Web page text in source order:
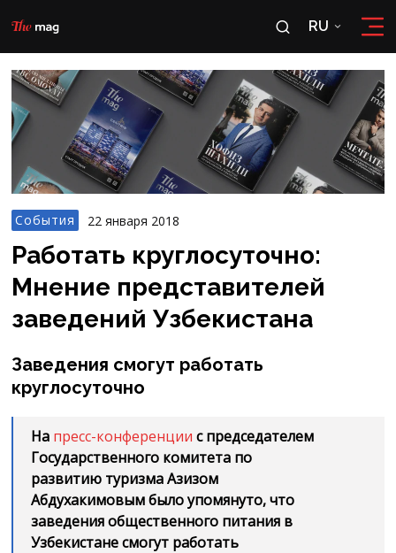
RU
RU
OʻZ
События 22 января 2018
Работать круглосуточно:
Мнение представителей
заведений Узбекистана
Заведения смогут работать
круглосуточно
На пресс-конференции с председателем
Государственного комитета по
развитию туризма Азизом
Абдухакимовым было упомянуто, что
заведения общественного питания в
Узбекистане смогут работать